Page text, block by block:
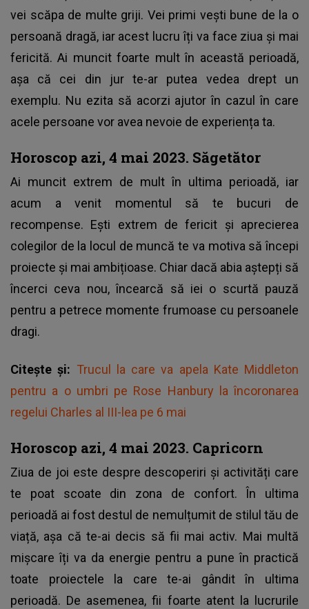
vei scăpa de multe griji. Vei primi vești bune de la o
persoană dragă, iar acest lucru îți va face ziua și mai
fericită. Ai muncit foarte mult în această perioadă,
așa că cei din jur te-ar putea vedea drept un
exemplu. Nu ezita să acorzi ajutor în cazul în care
acele persoane vor avea nevoie de experiența ta.
Horoscop azi, 4 mai 2023. Săgetător
Ai muncit extrem de mult în ultima perioadă, iar
acum a venit momentul să te bucuri de
recompense. Ești extrem de fericit și aprecierea
colegilor de la locul de muncă te va motiva să începi
proiecte și mai ambițioase. Chiar dacă abia aștepți să
încerci ceva nou, încearcă să iei o scurtă pauză
pentru a petrece momente frumoase cu persoanele
dragi.
Citește și: Trucul la care va apela Kate Middleton
pentru a o umbri pe Rose Hanbury la încoronarea
regelui Charles al III-lea pe 6 mai
Horoscop azi, 4 mai 2023. Capricorn
Ziua de joi este despre descoperiri și activități care
te poat scoate din zona de confort. În ultima
perioadă ai fost destul de nemulțumit de stilul tău de
viață, așa că te-ai decis să fii mai activ. Mai multă
mișcare îți va da energie pentru a pune în practică
toate proiectele la care te-ai gândit în ultima
perioadă. De asemenea, fii foarte atent la lucrurile